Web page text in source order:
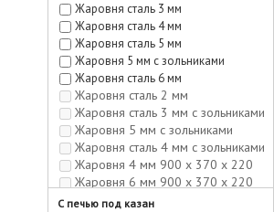
Жаровня сталь 3 мм
Жаровня сталь 4 мм
Жаровня сталь 5 мм
Жаровня 5 мм с зольниками
Жаровня сталь 6 мм
Жаровня сталь 2 мм
Жаровня сталь 3 мм с зольниками
Жаровня 5 мм с зольниками
Жаровня сталь 4 мм с зольниками
Жаровня 4 мм 900 х 370 х 220
Жаровня 6 мм 900 х 370 х 220
Жаровня 4 мм 1200 х 370 х 220
С печью под казан